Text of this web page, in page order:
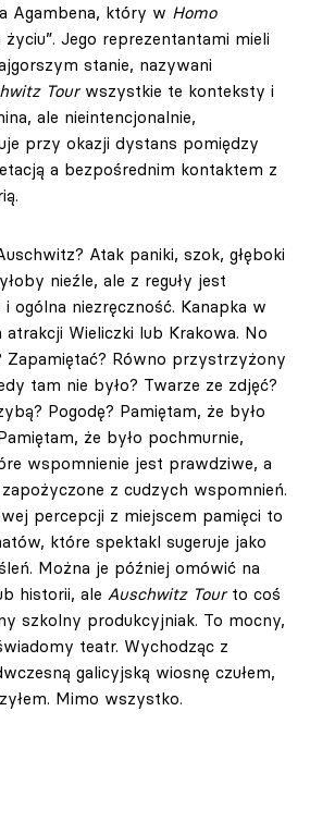
Agambena, który w Homo
życiu”. Jego reprezentantami mieli
stanie, nazywani
Tour wszystkie te konteksty i
ale nieintencjonalnie,
przy okazji dystans pomiędzy
a bezpośrednim kontaktem z
Atak paniki, szok, głęboki
nieźle, ale z reguły jest
i ogólna niezręczność. Kanapka w
Wieliczki lub Krakowa. No
Równo przystrzyżony
tam nie było? Twarze ze zdjęć?
Pogodę? Pamiętam, że było
że było pochmurnie,
wspomnienie jest prawdziwe, a
z cudzych wspomnień.
percepcji z miejscem pamięci to
które spektakl sugeruje jako
Można je później omówić na
historii, ale Auschwitz Tourto coś
szkolny produkcyjniak. To mocny,
teatr. Wychodząc z
galicyjską wiosnę czułem,
Mimo wszystko.